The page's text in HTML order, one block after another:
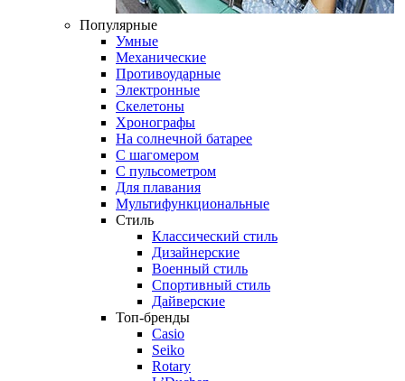
Популярные
Умные
Механические
Противоударные
Электронные
Скелетоны
Хронографы
На солнечной батарее
С шагомером
С пульсометром
Для плавания
Мультифункциональные
Стиль
Классический стиль
Дизайнерские
Военный стиль
Спортивный стиль
Дайверские
Топ-бренды
Casio
Seiko
Rotary